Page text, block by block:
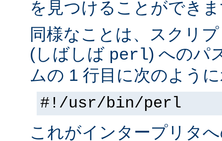
を見つけることができ
同様なことは、スクリ
(しばしば perl) へのパ
ムの 1 行目に次のよう
#!/usr/bin/perl
これがインタープリタ